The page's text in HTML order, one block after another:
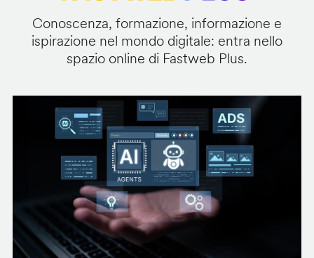
Conoscenza, formazione, informazione e
ispirazione nel mondo digitale: entra nello
spazio online di Fastweb Plus.